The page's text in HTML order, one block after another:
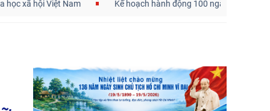
hội Việt Nam Kế hoạch hành động 100 ngày tập trung xử lý
Cán bộ Viện Nghiên cứu Con người, Gia đình